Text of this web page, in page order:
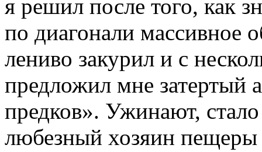
я решил после того, как
по диагонали массивное
лениво закурил и с
предложил мне затертый
предков». Ужинают,
любезный хозяин пещеры